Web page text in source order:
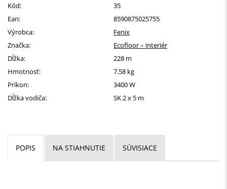
Kód:
35
Ean:
8590875025755
Výrobca:
Fenix
Značka:
Ecofloor – interiér
Dĺžka:
228 m
Hmotnosť:
7.58 kg
Príkon:
3400 W
Dĺžka vodiča:
SK 2 x 5 m
POPIS NA STIAHNUTIE SÚVISIACE